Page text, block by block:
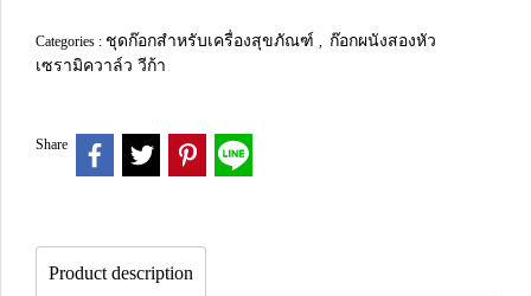
Categories : ชุดก๊อกสำหรับเครื่องสุขภัณฑ์ , ก๊อกผนังสองหัว
เซรามิควาล์ว วีก้า
Share
Product description